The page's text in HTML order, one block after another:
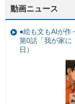
動画ニュース
●絵も文もAIが作
第0話「我が家に
日）